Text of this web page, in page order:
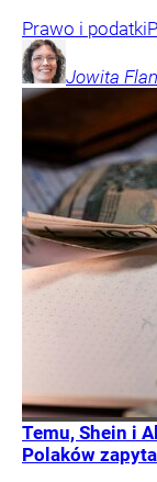
Prawo i podatki
Jowita
Temu, Shein i
Polaków